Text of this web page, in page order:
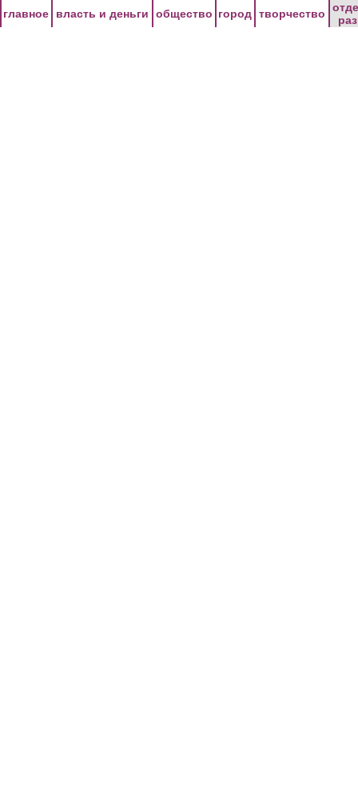
главное власть и деньги общество город творчество